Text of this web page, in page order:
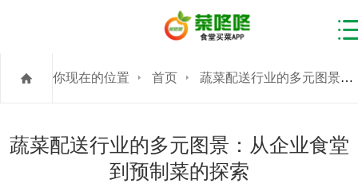
你现在的位置 首页 蔬菜配送行业的多元图景：从企业食堂到预制菜的探索
蔬菜配送行业的多元图景：从企业食堂
到预制菜的探索